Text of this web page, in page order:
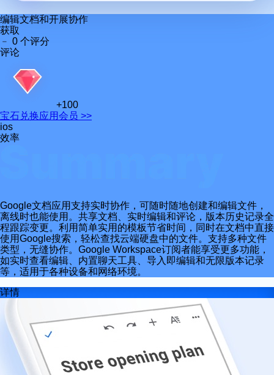
编辑文档和开展协‪作‬
获取
﹣ 0 个评分
评论
+100
宝石兑换应用会员 >>
ios
效率
Google文档应用支持实时协作，可随时随地创建和编辑文件，
离线时也能使用。共享文档、实时编辑和评论，版本历史记录全
程跟踪变更。利用简单实用的模板节省时间，同时在文档中直接
使用Google搜索，轻松查找云端硬盘中的文件。支持多种文件
类型，无缝协作。Google Workspace订阅者能享受更多功能，
如实时查看编辑、内置聊天工具、导入即编辑和无限版本记录
等，适用于各种设备和网络环境。
详情